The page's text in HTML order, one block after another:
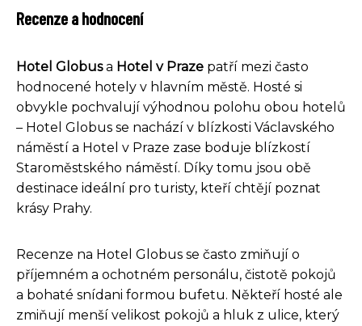
Recenze a hodnocení
Hotel Globusa Hotel v Praze patří mezi často
hodnocené hotely v hlavním městě. Hosté si
obvykle pochvalují výhodnou polohu obou hotelů
– Hotel Globus se nachází v blízkosti Václavského
náměstí a Hotel v Praze zase boduje blízkostí
Staroměstského náměstí. Díky tomu jsou obě
destinace ideální pro turisty, kteří chtějí poznat
krásy Prahy.
Recenze na Hotel Globus se často zmiňují o
příjemném a ochotném personálu, čistotě pokojů
a bohaté snídani formou bufetu. Někteří hosté ale
zmiňují menší velikost pokojů a hluk z ulice, který